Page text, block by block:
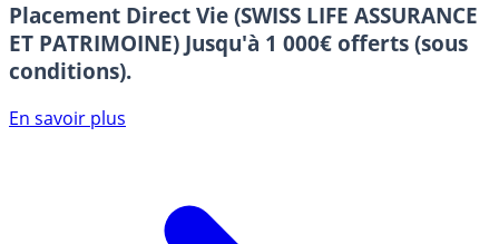
Placement Direct Vie (SWISS LIFE ASSURANCE
ET PATRIMOINE) Jusqu'à 1 000€ offerts (sous
conditions).
En savoir plus